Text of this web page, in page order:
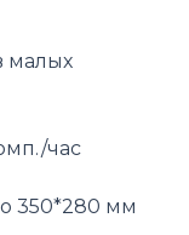
малых
час
350*280 мм